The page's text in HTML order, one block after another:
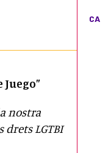
CA
LGTBI